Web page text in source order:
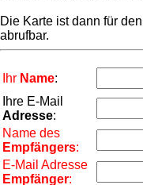
Die Karte ist dann für
abrufbar.
Ihr Name:
Ihre E-Mail
Adresse:
Name des
Empfängers:
E-Mail Adresse
Empfänger: